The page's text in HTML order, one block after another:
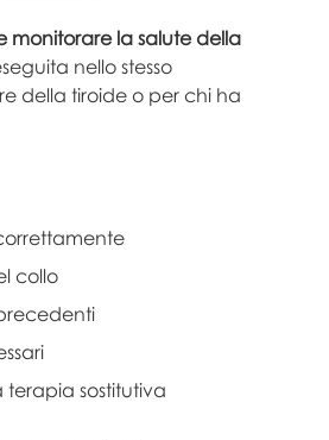
monitorare la salute della
nello stesso
della tiroide o per chi ha
collo
terapia sostitutiva